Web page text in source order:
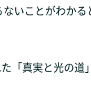
いことがわか
「真実と光の道